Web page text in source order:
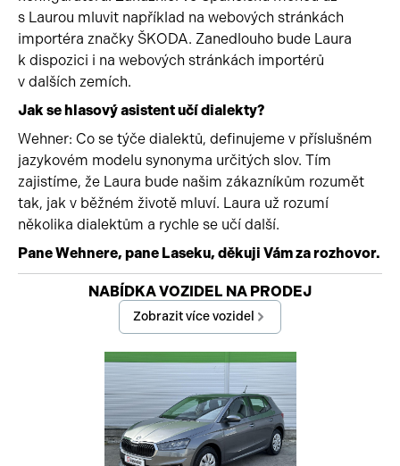
s Laurou mluvit například na webových stránkách
importéra značky ŠKODA. Zanedlouho bude Laura
k dispozici i na webových stránkách importérů
v dalších zemích.
Jak se hlasový asistent učí dialekty?
Wehner: Co se týče dialektů, definujeme v příslušném
jazykovém modelu synonyma určitých slov. Tím
zajistíme, že Laura bude našim zákazníkům rozumět
tak, jak v běžném životě mluví. Laura už rozumí
několika dialektům a rychle se učí další.
Pane Wehnere, pane Laseku, děkuji Vám za rozhovor.
Začátek reklamy
NABÍDKA VOZIDEL NA PRODEJ
Zobrazit více vozidel